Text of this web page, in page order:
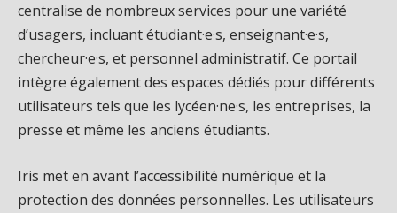
centralise de nombreux services pour une variété
d’usagers, incluant étudiant·e·s, enseignant·e·s,
chercheur·e·s, et personnel administratif. Ce portail
intègre également des espaces dédiés pour différents
utilisateurs tels que les lycéen·ne·s, les entreprises, la
presse et même les anciens étudiants.
Iris met en avant l’accessibilité numérique et la
protection des données personnelles. Les utilisateurs